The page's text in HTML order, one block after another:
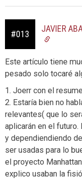
#013
JAVIER
Este artículo tiene
pesado solo tocaré
1. Joerr con el
2. Estaría bien no
relevantes( que lo
aplicarán en el
y dependiendiendo
ser usadas para lo
el proyecto
explico usaban la